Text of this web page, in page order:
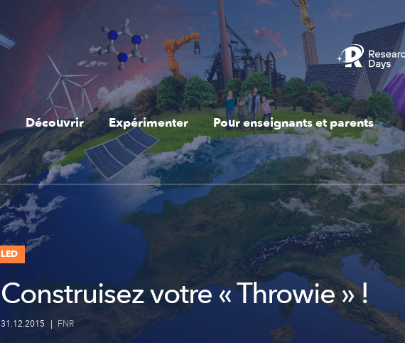
Découvrir Expérimenter Pour enseignants et parents
LED
Construisez votre « Throwie » !
31.12.2015 | FNR